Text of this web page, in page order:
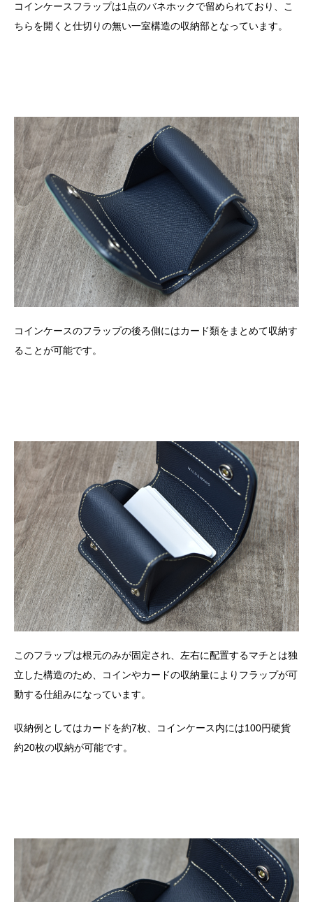
コインケースフラップは1 点のバネホックで留められており、こ
ちらを開くと仕切りの無い一室構造の収納部となっています。
コインケースのフラップの後ろ側にはカード類をまとめて収納す
ることが可能です。
このフラップは根元のみが固定され、左右に配置するマチとは独
立した構造のため、コインやカードの収納量によりフラップが可
動する仕組みになっています。
収納例としてはカードを約7枚、コインケース内には100円硬貨
約20枚の収納が可能です。